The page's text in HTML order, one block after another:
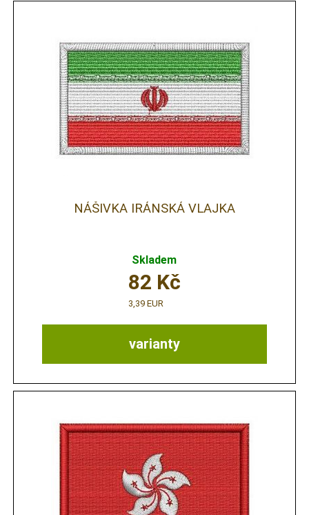
NÁŠIVKA IRÁNSKÁ VLAJKA
Skladem
varianty
82 Kč
3,39 EUR